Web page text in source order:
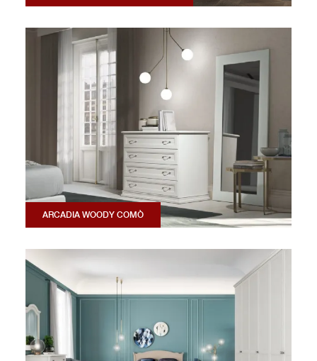
ARCADIA WOODY COMÒ